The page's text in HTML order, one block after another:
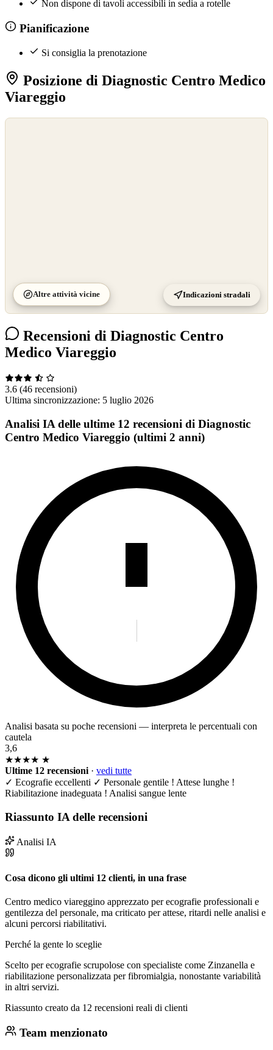
Non dispone di tavoli accessibili in sedia a rotelle
Pianificazione
Si consiglia la prenotazione
Posizione di Diagnostic Centro Medico
Viareggio
Altre attività vicine Indicazioni stradali
Recensioni di Diagnostic Centro
Medico Viareggio
3.6 (46 recensioni)
Ultima sincronizzazione: 5 luglio 2026
Analisi IA delle ultime 12 recensioni di Diagnostic
Centro Medico Viareggio (ultimi 2 anni)
Analisi basata su poche recensioni — interpreta le percentuali con
cautela
3,6
★★★★ ★
Ultime 12 recensioni · vedi tutte
✓ Ecografie eccellenti ✓ Personale gentile ! Attese lunghe !
Riabilitazione inadeguata ! Analisi sangue lente
Riassunto IA delle recensioni
Analisi IA
Cosa dicono gli ultimi 12 clienti, in una frase
Centro medico viareggino apprezzato per ecografie professionali e
gentilezza del personale, ma criticato per attese, ritardi nelle analisi e
alcuni percorsi riabilitativi.
Perché la gente lo sceglie
Scelto per ecografie scrupolose con specialiste come Zinzanella e
riabilitazione personalizzata per fibromialgia, nonostante variabilità
in altri servizi.
Riassunto creato da 12 recensioni reali di clienti
Team menzionato